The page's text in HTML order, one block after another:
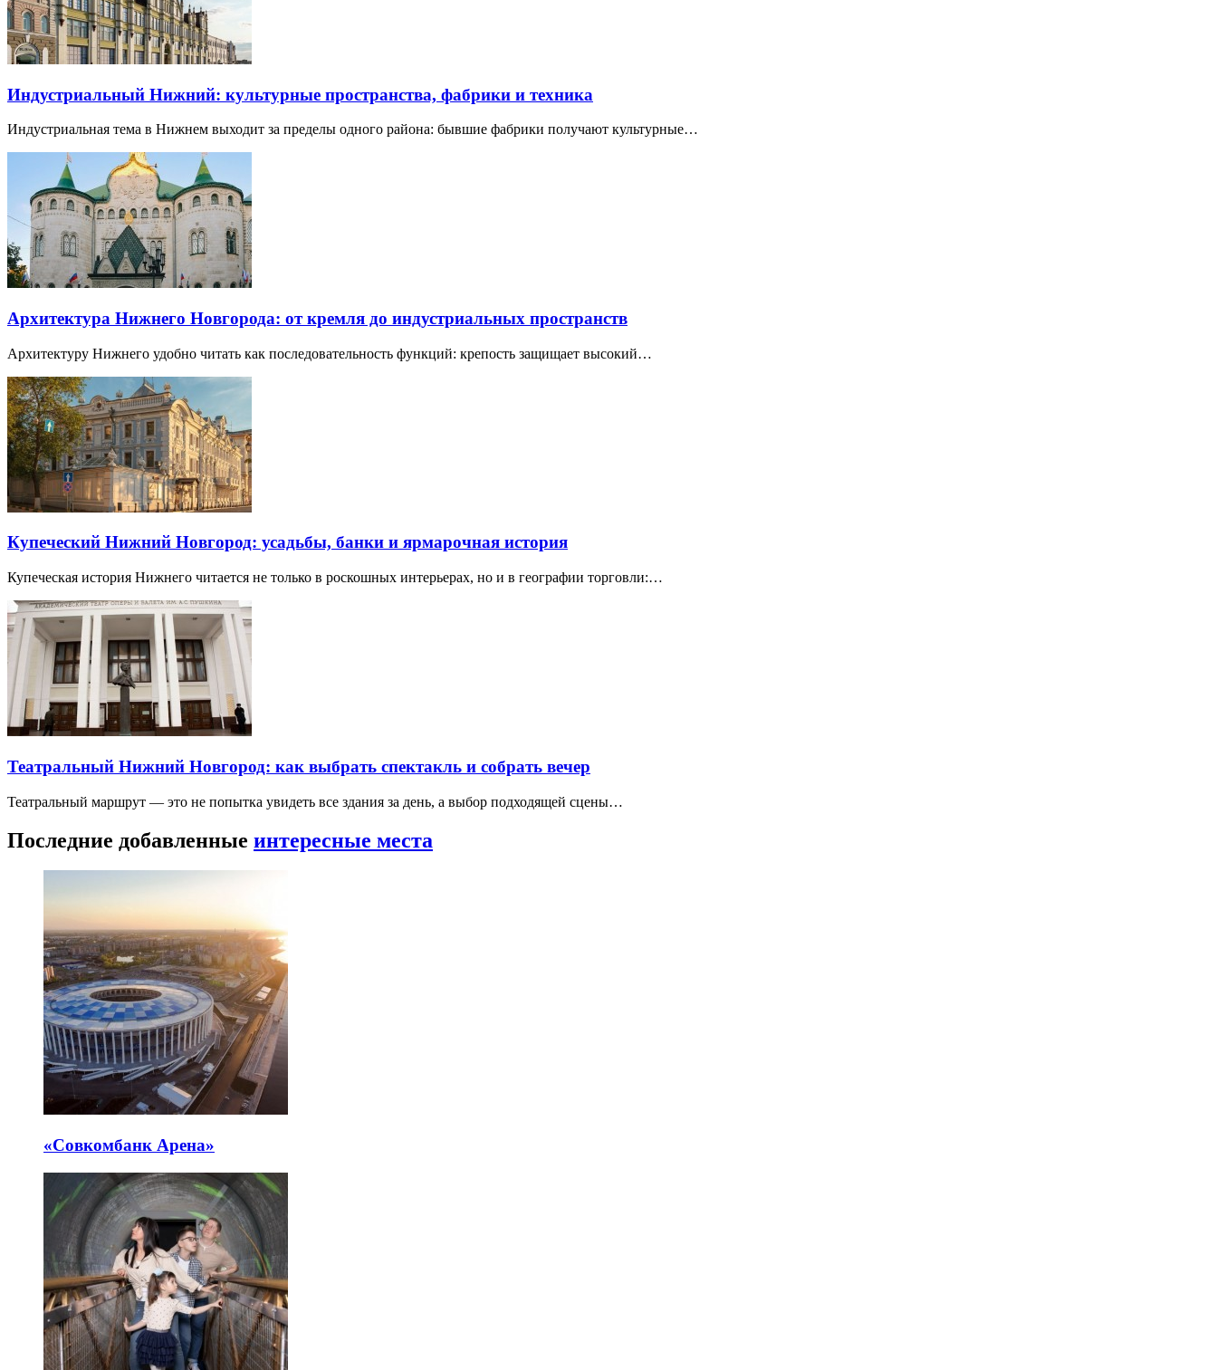
Индустриальный Нижний: культурные пространства, фабрики и техника
Индустриальная тема в Нижнем выходит за пределы одного района: бывшие фабрики получают культурные…
Архитектура Нижнего Новгорода: от кремля до индустриальных пространств
Архитектуру Нижнего удобно читать как последовательность функций: крепость защищает высокий…
Купеческий Нижний Новгород: усадьбы, банки и ярмарочная история
Купеческая история Нижнего читается не только в роскошных интерьерах, но и в географии торговли:…
Театральный Нижний Новгород: как выбрать спектакль и собрать вечер
Театральный маршрут — это не попытка увидеть все здания за день, а выбор подходящей сцены…
Последние добавленные интересные места
«Совкомбанк Арена⁠»